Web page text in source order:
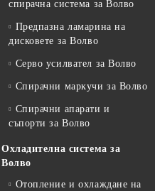
спирачна система за Волво
Предпазна ламарина на
дисковете за Волво
Серво усилвател за Волво
Спирачни маркучи за Волво
Спирачни апарати и
съпорти за Волво
Охладителна система за
Волво
Отопление и охлаждане на